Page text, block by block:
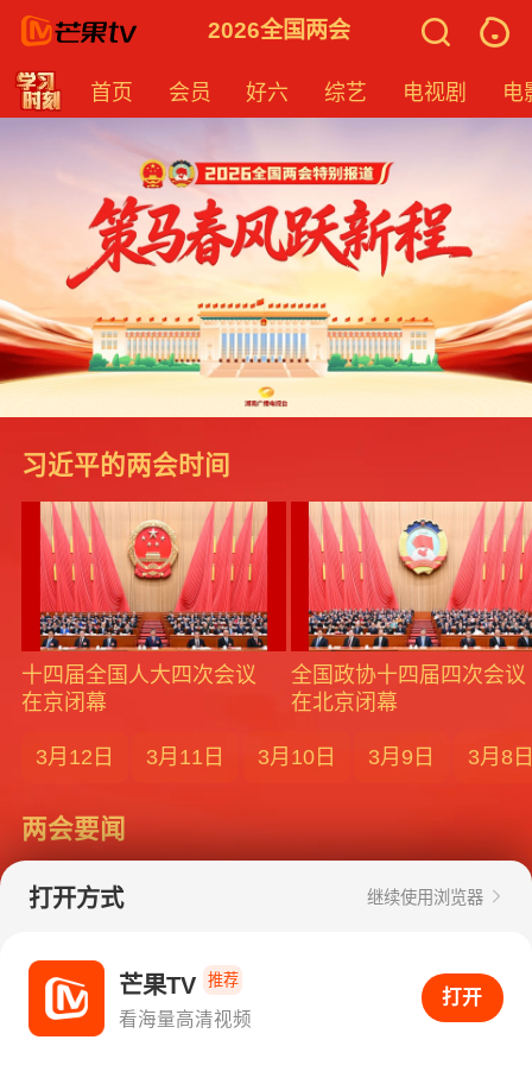
2026全国两会
首页 会员 好六 综艺 电视剧 电
习近平的两会时间
十四届全国人大四次会议
在京闭幕
全国政协十四届四次会议
在北京闭幕
3月12日 3月11日 3月10日 3月9日 3月8
两会要闻
打开APP看海量高清视频
打开方式 继续使用浏览器
芒果TV 推荐
看海量高清视频
打开